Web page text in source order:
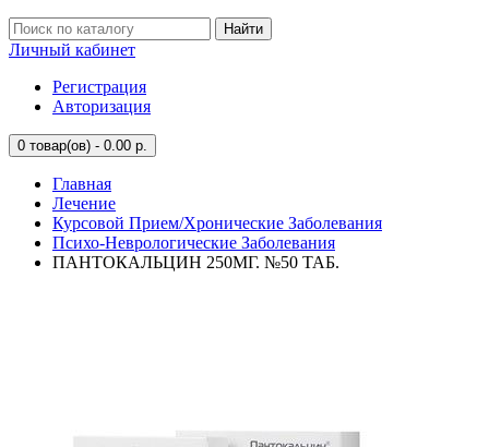
Найти
Личный кабинет
Регистрация
Авторизация
0 товар(ов) - 0.00 р.
Главная
Лечение
Курсовой Прием/Хронические Заболевания
Психо-Неврологические Заболевания
ПАНТОКАЛЬЦИН 250МГ. №50 ТАБ.